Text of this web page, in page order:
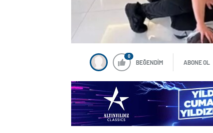
0
BEĞENDİM ABONE OL